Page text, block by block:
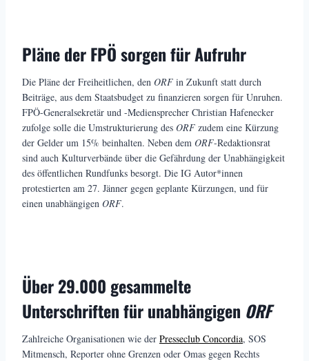
Pläne der FPÖ sorgen für Aufruhr
Die Pläne der Freiheitlichen, den ORF in Zukunft statt durch
Beiträge, aus dem Staatsbudget zu finanzieren sorgen für Unruhen.
FPÖ-Generalsekretär und -Mediensprecher Christian Hafenecker
zufolge solle die Umstrukturierung des ORF zudem eine Kürzung
der Gelder um 15% beinhalten. Neben dem ORF-Redaktionsrat
sind auch Kulturverbände über die Gefährdung der Unabhängigkeit
des öffentlichen Rundfunks besorgt. Die IG Autor*innen
protestierten am 27. Jänner gegen geplante Kürzungen, und für
einen unabhängigen ORF.
Über 29.000 gesammelte
Unterschriften für unabhängigen ORF
Zahlreiche Organisationen wie der Presseclub Concordia, SOS
Mitmensch, Reporter ohne Grenzen oder Omas gegen Rechts